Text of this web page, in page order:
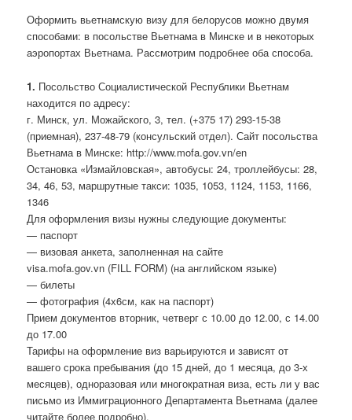
Оформить вьетнамскую визу для белорусов можно двумя
способами: в посольстве Вьетнама в Минске и в некоторых
аэропортах Вьетнама. Рассмотрим подробнее оба способа.
1. Посольство Социалистической Республики Вьетнам
находится по адресу:
г. Минск, ул. Можайского, 3, тел. (+375 17) 293-15-38
(приемная), 237-48-79 (консульский отдел). Сайт посольства
Вьетнама в Минске: http://www.mofa.gov.vn/en
Остановка «Измайловская», автобусы: 24, троллейбусы: 28,
34, 46, 53, маршрутные такси: 1035, 1053, 1124, 1153, 1166,
1346
Для оформления визы нужны следующие документы:
— паспорт
— визовая анкета, заполненная на сайте
visa.mofa.gov.vn (FILL FORM) (на английском языке)
— билеты
— фотография (4х6см, как на паспорт)
Прием документов вторник, четверг с 10.00 до 12.00, с 14.00
до 17.00
Тарифы на оформление виз варьируются и зависят от
вашего срока пребывания (до 15 дней, до 1 месяца, до 3-х
месяцев), одноразовая или многократная виза, есть ли у вас
письмо из Иммиграционного Департамента Вьетнама (далее
читайте более подробно).